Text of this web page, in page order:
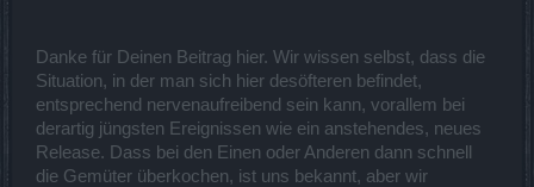
Danke für Deinen Beitrag hier. Wir wissen selbst, dass die
Situation, in der man sich hier desöfteren befindet,
entsprechend nervenaufreibend sein kann, vorallem bei
derartig jüngsten Ereignissen wie ein anstehendes, neues
Release. Dass bei den Einen oder Anderen dann schnell
die Gemüter überkochen, ist uns bekannt, aber wir